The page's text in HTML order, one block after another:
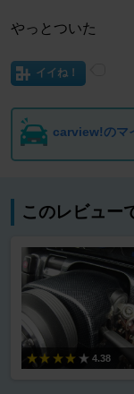
やっとついた
イイね！
carview!のマ
このレビュー
4.38